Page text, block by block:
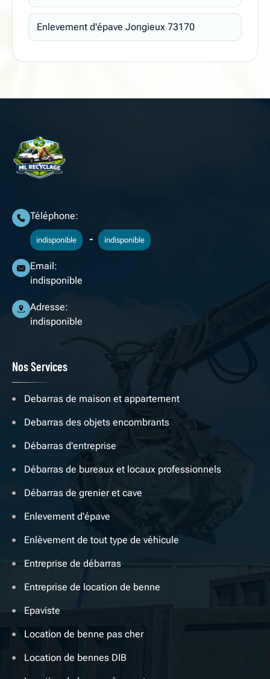
Enlevement d'épave Jongieux 73170
Téléphone:
indisponible - indisponible
Email:
indisponible
Adresse:
indisponible
Nos Services
Debarras de maison et appartement
Debarras des objets encombrants
Débarras d'entreprise
Débarras de bureaux et locaux professionnels
Débarras de grenier et cave
Enlevement d'épave
Enlèvement de tout type de véhicule
Entreprise de débarras
Entreprise de location de benne
Epaviste
Location de benne pas cher
Location de bennes DIB